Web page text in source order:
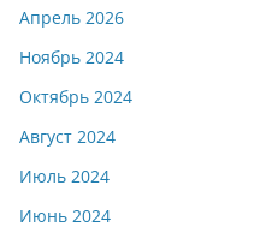
Апрель 2026
Ноябрь 2024
Октябрь 2024
Август 2024
Июль 2024
Июнь 2024